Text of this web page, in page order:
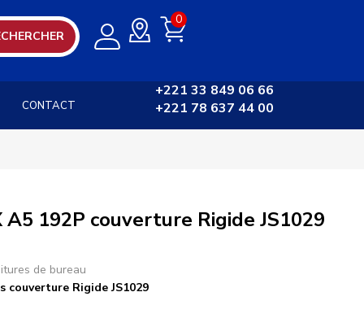
0
CONTACT
+221 33 849 06 66
+221 78 637 44 00
A5 192P couverture Rigide JS1029
de bureau
couverture Rigide JS1029